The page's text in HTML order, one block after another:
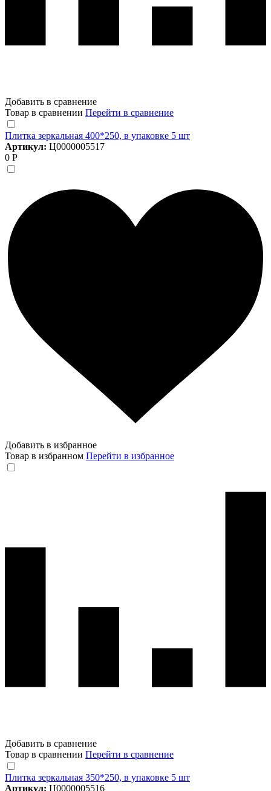
Добавить в сравнение
Товар в сравнении Перейти в сравнение
Плитка зеркальная 400*250, в упаковке 5 шт
Артикул: Ц0000005517
0 Р
Добавить в избранное
Товар в избранном Перейти в избранное
Добавить в сравнение
Товар в сравнении Перейти в сравнение
Плитка зеркальная 350*250, в упаковке 5 шт
Артикул: Ц0000005516